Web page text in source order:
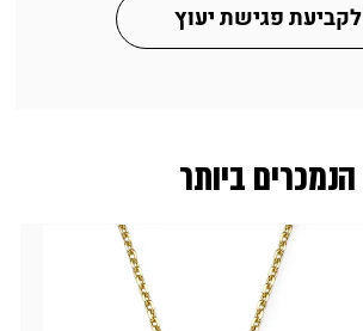
הנמכרים ביותר
לקביעת פגישת יעוץ